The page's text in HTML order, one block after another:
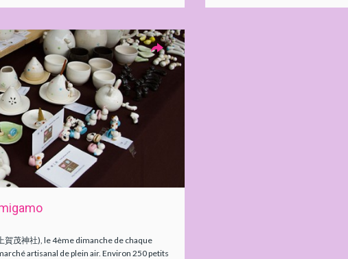
賀茂神社), le 4ème dimanche de chaque
artisanal de plein air. Environ 250 petits